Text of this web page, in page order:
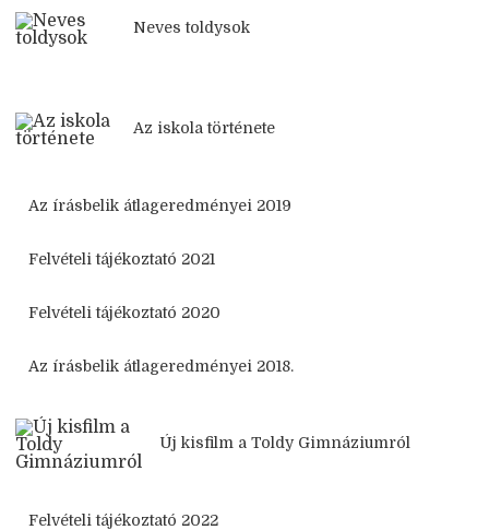
Neves toldysok
Az iskola története
Az írásbelik átlageredményei 2019
Felvételi tájékoztató 2021
Felvételi tájékoztató 2020
Az írásbelik átlageredményei 2018.
Új kisfilm a Toldy Gimnáziumról
Felvételi tájékoztató 2022